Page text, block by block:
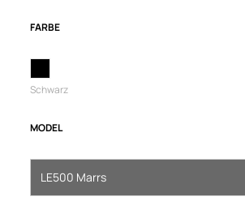
FARBE
Schwarz
MODEL
LE500 Marrs